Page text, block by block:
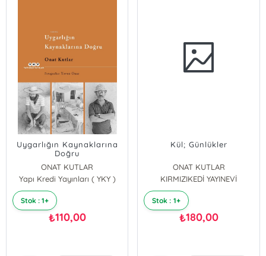
Uygarlığın Kaynaklarına
Doğru
ONAT KUTLAR
Yapı Kredi Yayınları ( YKY )
Stok : 1+
₺110,00
Kül; Günlükler
ONAT KUTLAR
KIRMIZIKEDİ YAYINEVİ
Stok : 1+
₺180,00